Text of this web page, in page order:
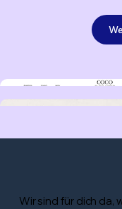
Wir sind für dich da,